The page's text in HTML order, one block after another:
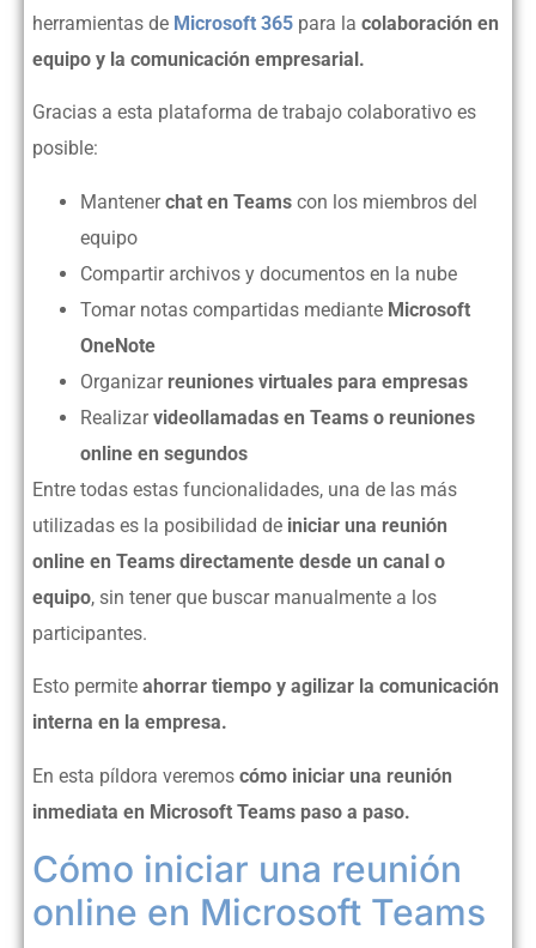
herramientas de Microsoft 365 para la colaboración en
equipo y la comunicación empresarial.
Gracias a esta plataforma de trabajo colaborativo es
posible:
Mantenerchat en Teams con los miembros del
equipo
Compartir archivos y documentos en la nube
Tomar notas compartidas mediante Microsoft
OneNote
Organizar reuniones virtuales para empresas
Realizarvideollamadas en Teams o reuniones
online en segundos
Entre todas estas funcionalidades, una de las más
utilizadas es la posibilidad de iniciar una reunión
online en Teams directamente desde un canal o
equipo, sin tener que buscar manualmente a los
participantes.
Esto permite ahorrar tiempo y agilizar la comunicación
interna en la empresa.
En esta píldora veremos cómo iniciar una reunión
inmediata en Microsoft Teams paso a paso.
Cómo iniciar una reunión
online en Microsoft Teams